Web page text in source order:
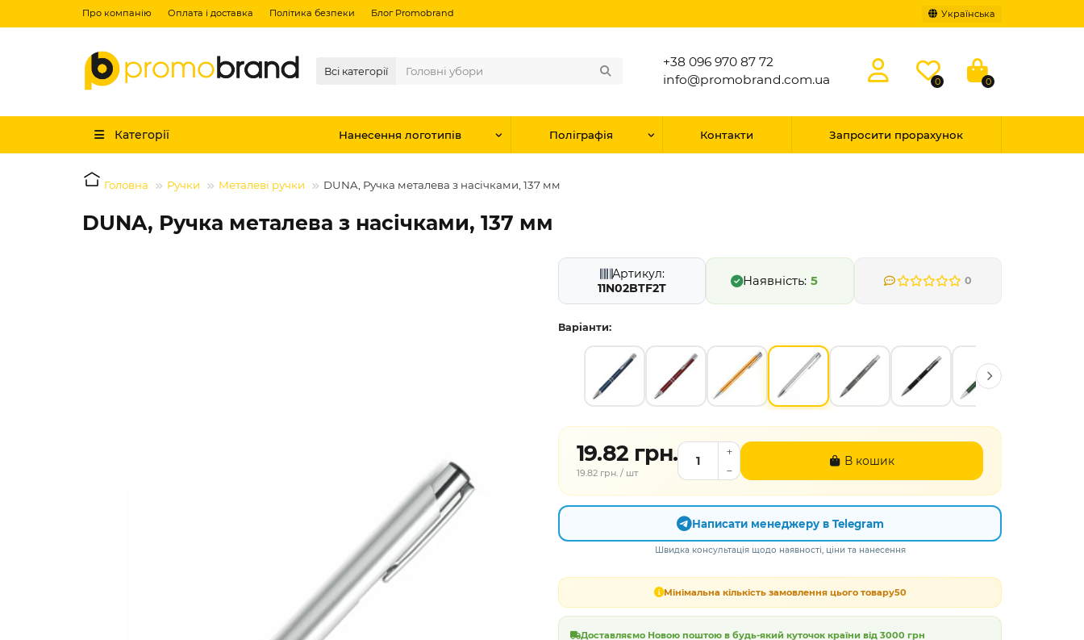
Про компанію Оплата і доставка Політика безпеки Блог Promobrand Українська
Всі категорії
+38 096 970 87 72
info@promobrand.com.ua
0 0
Категорії Нанесення логотипів Поліграфія Контакти Запросити прорахунок
Головна Ручки Металеві ручки DUNA, Ручка металева з насічками, 137 мм
DUNA, Ручка металева з насічками, 137 мм
Артикул:
11N02BTF2T
5 0
Варіанти:
19.82 грн.
19.82 грн. / шт
В кошик
Написати менеджеру в Telegram
Швидка консультація щодо наявності, ціни та нанесення
Мінімальна кількість замовлення цього товару50
Доставляємо Новою поштою в будь-який куточок країни від 3000 грн